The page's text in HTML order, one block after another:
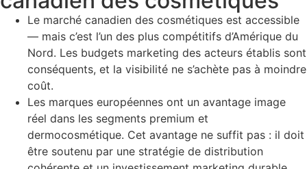
Le marché canadien des cosmétiques est accessible
— mais c’est l’un des plus compétitifs d’Amérique du
Nord. Les budgets marketing des acteurs établis sont
conséquents, et la visibilité ne s’achète pas à moindre
coût.
Les marques européennes ont un avantage image
réel dans les segments premium et
dermocosmétique. Cet avantage ne suffit pas : il doit
être soutenu par une stratégie de distribution